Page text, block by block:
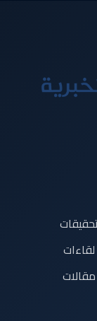
تحقيقات
لقاءات
مقالات